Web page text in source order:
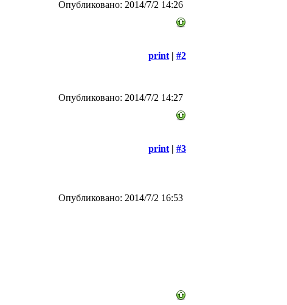
Опубликовано: 2014/7/2 14:26
print | #2
Опубликовано: 2014/7/2 14:27
print | #3
Опубликовано: 2014/7/2 16:53